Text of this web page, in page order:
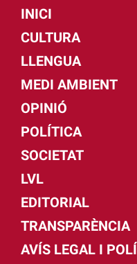
INICI
CULTURA
LLENGUA
MEDI AMBIENT
OPINIÓ
POLÍTICA
SOCIETAT
LVL
EDITORIAL
TRANSPARÈNCIA
AVÍS LEGAL I